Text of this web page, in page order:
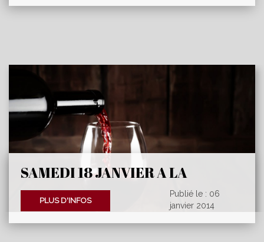
SAMEDI 18 JANVIER A LA
BIERATAISE
PLUS D'INFOS
Publié le : 06
janvier 2014